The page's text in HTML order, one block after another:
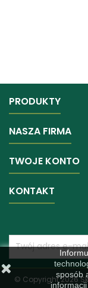
PRODUKTY
NASZA FIRMA
TWOJE KONTO
KONTAKT
sposób
© Copyright 2026